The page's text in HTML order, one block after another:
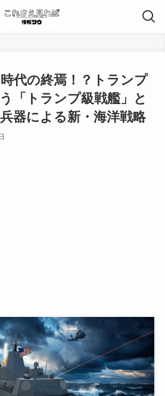
時代の終焉！？トランプ
「トランプ級戦艦」と
器による新・海洋戦略